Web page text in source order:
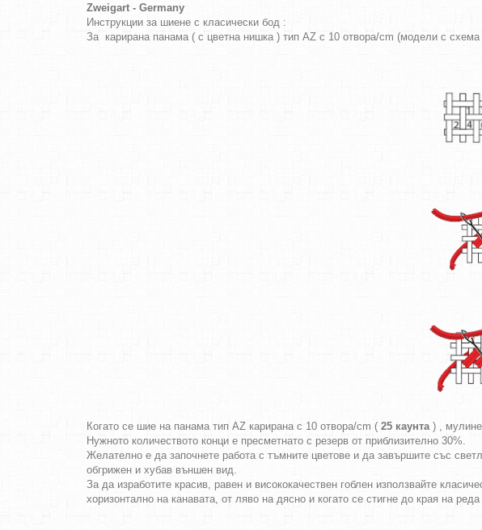
Zweigart - Germany
Инструкции за шиене с класически бод :
За карирана панама ( с цветна нишка ) тип AZ с 10 отвора/cm (модели с
Когато се шие на панама тип AZ карирана с 10 отвора/cm ( 25 каунта) ,
Нужното количеството конци е пресметнато с резерв от приблизително 30%.
Желателно е да започнете работа с тъмните цветове и да завършите със
обгрижен и хубав външен вид.
За да изработите красив, равен и висококачествен гоблен използвайте
хоризонтално на канавата, от ляво на дясно и когато се стигне до края на